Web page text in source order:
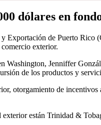
dólares en
Exportación de Puerto
exterior.
Washington, Jenniffer
de los productos y
otorgamiento de
están Trinidad &